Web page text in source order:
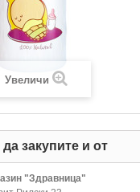
Увеличи
закупите и от
"Здравница"